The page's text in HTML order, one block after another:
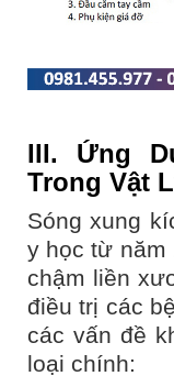
III. Ứng
Trong Vật
Sóng xung
y học từ năm
chậm liền
điều trị các
các vấn đề
loại chính: